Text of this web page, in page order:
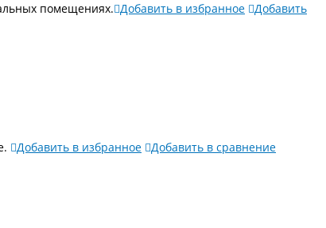
помещениях.​ Добавить в избранное
Добавить
Добавить в избранное
Добавить в сравнение